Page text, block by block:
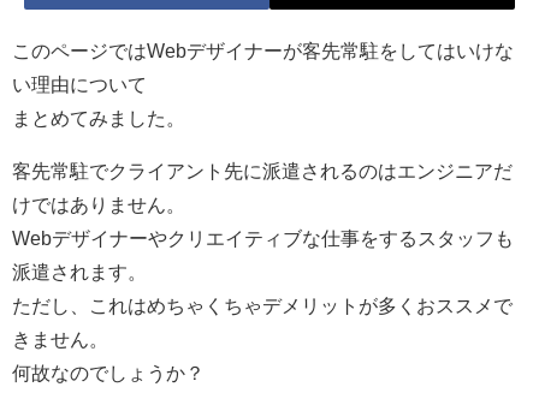
このページではWebデザイナーが客先常駐をしてはいけな
い理由について
まとめてみました。
客先常駐でクライアント先に派遣されるのはエンジニアだ
けではありません。
Webデザイナーやクリエイティブな仕事をするスタッフも
派遣されます。
ただし、これはめちゃくちゃデメリットが多くおススメで
きません。
何故なのでしょうか？